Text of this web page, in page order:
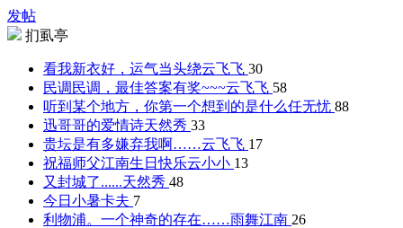
发帖
扪虱亭
看我新衣好，运气当头绕云飞飞 30
民调民调，最佳答案有奖~~~云飞飞 58
听到某个地方，你第一个想到的是什么任无忧 88
迅哥哥的爱情诗天然秀 33
贵坛是有多嫌弃我啊……云飞飞 17
祝福师父江南生日快乐云小小 13
又封城了......天然秀 48
今日小暑卡夫 7
利物浦。一个神奇的存在……雨舞江南 26